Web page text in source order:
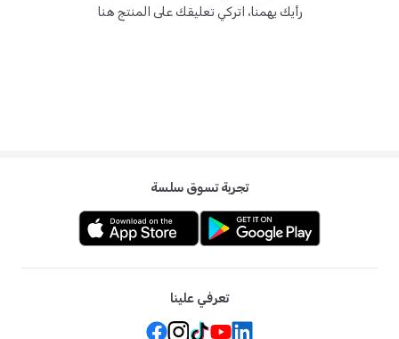
س: هل يمكن استخدام هذه المناديل على وجه وجسم المولود الجديد؟
يجعلها خياراً اقتصادياً يدوم طويلاً.
س: هل مناديل بيور اليمنتس للاطفال خالية من الروائح؟
ج: نعم، هي خالية تماماً من العطور الكيميائية، مما يمنع حدوث الاحمرار أو
رأيك يهمنا، اتركي تعليقك على المنتج هنا
تجربة تسوق سلسة
تعرفي علينا